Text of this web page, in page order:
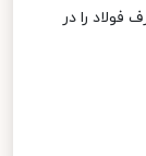
را در